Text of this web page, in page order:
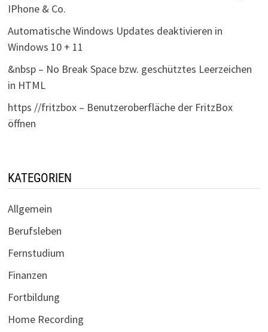
IPhone & Co.
Automatische Windows Updates deaktivieren in
Windows 10 + 11
&nbsp – No Break Space bzw. geschütztes Leerzeichen
in HTML
https //fritzbox – Benutzeroberfläche der FritzBox
öffnen
KATEGORIEN
Allgemein
Berufsleben
Fernstudium
Finanzen
Fortbildung
Home Recording